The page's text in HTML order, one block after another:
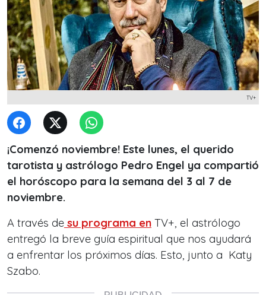
TV+
¡Comenzó noviembre! Este lunes, el querido
tarotista y astrólogo Pedro Engel ya compartió
el horóscopo para la semana del 3 al 7 de
noviembre.
A través de su programa en TV+, el astrólogo
entregó la breve guía espiritual que nos ayudará
a enfrentar los próximos días. Esto, junto a Katy
Szabo.